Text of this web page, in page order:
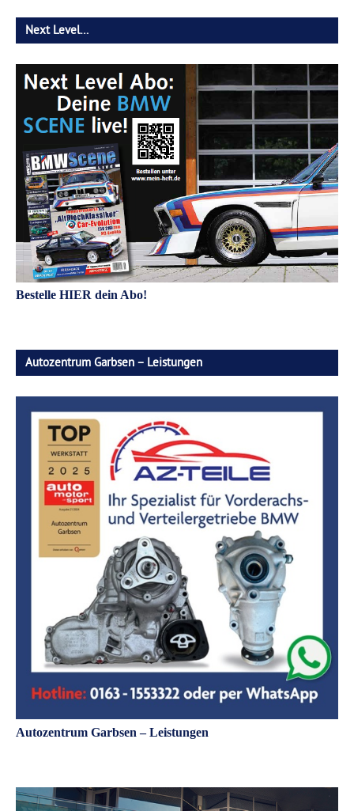
Next Level…
Bestelle HIER dein Abo!
Autozentrum Garbsen – Leistungen
Autozentrum Garbsen – Leistungen